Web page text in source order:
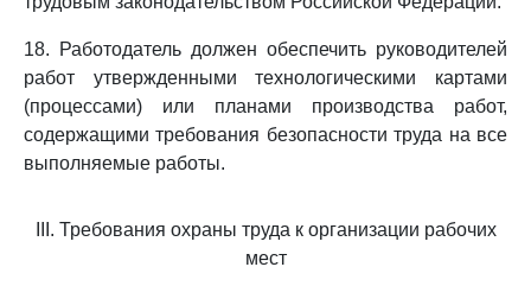
18. Работодатель должен обеспечить руководителей
работ утвержденными технологическими картами
(процессами) или планами производства работ,
содержащими требования безопасности труда на все
выполняемые работы.
III. Требования охраны труда к организации рабочих
мест